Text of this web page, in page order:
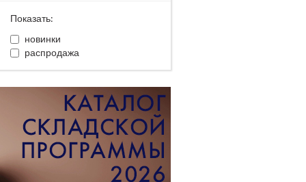
Показать:
новинки
распродажа